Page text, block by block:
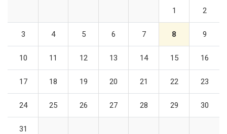
1 2
3 4 5 6 7 8 9
10 11 12 13 14 15 16
17 18 19 20 21 22 23
24 25 26 27 28 29 30
31